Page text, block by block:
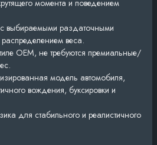
момента и поведением
выбираемыми раздаточными
веса.
OEM, не требуются премиальные/
модель автомобиля,
вождения, буксировки и
для стабильного и реалистичного